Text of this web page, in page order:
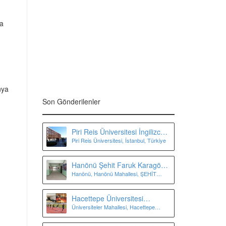
Son Gönderilenler
Piri Reis Üniversitesi İngilizce
Hazırlık Bölümü
Piri Reis Üniversitesi, İstanbul, Türkiye
Hanönü Şehit Faruk Karagöz
Yatılı Bölge Ortaokulu
Hanönü, Hanönü Mahallesi, ŞEHİT
Sokak, Kastamonu, Türkiye
Hacettepe Üniversitesi
Biyomekanik Laboratuvarı
Üniversiteler Mahallesi, Hacettepe
Yo, Çankaya/Ankara, Türkiye